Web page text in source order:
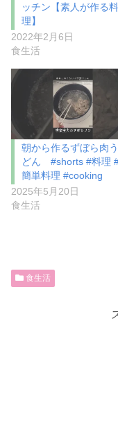
ッチン【素人が作る料
理】
2022年2月6日
食生活
朝から作るずぼら肉う
どん #shorts #料理
簡単料理 #cooking
2025年5月20日
食生活
食生活